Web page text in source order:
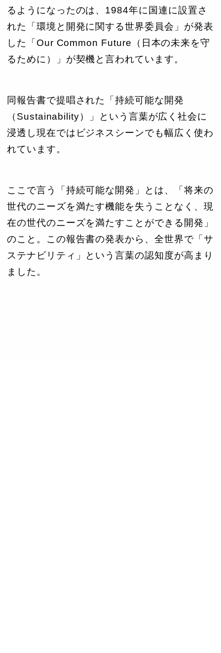
るようになったのは、1984年に国連に設置さ
れた「環境と開発に関する世界委員会」が発表
した「Our Common Future（日本の未来を守
るために）」が契機と言われています。
同報告書で提唱された「持続可能な開発
（Sustainability）」という言葉が広く社会に
浸透し現在ではビジネスシーンでも幅広く使わ
れています。
ここで言う「持続可能な開発」とは、「将来の
世代のニーズを満たす機能を失うことなく、現
在の世代のニーズを満たすことができる開発」
のこと。この報告書の発表から、全世界で「サ
ステナビリティ」という言葉の認知度が高まり
ました。